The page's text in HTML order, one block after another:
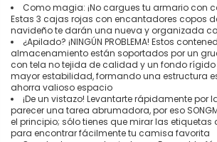
Como magia: ¡No cargues tu armario con
Estas 3 cajas rojas con encantadores copos
navideño te darán una nueva y organizada
¿Apilado? ¡NINGÚN PROBLEMA! Estos
almacenamiento están soportados por un
con tela no tejida de calidad y un fondo
mayor estabilidad, formando una estructura
ahorra valioso espacio
¡De un vistazo! Levantarte rápidamente por
parecer una tarea abrumadora, por eso
el principio; sólo tienes que mirar las
para encontrar fácilmente tu camisa favorita